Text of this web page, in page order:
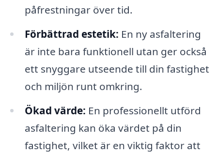
påfrestningar över tid.
Förbättrad estetik: En ny asfaltering
är inte bara funktionell utan ger också
ett snyggare utseende till din fastighet
och miljön runt omkring.
Ökad värde: En professionellt utförd
asfaltering kan öka värdet på din
fastighet, vilket är en viktig faktor att